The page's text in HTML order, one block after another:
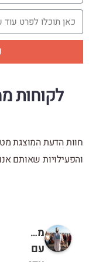
לקוחות
חוות הדעת המוצגת
והפעילויות שאותם
מטיילים
עם